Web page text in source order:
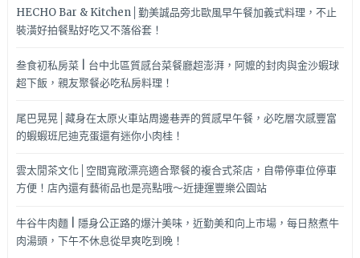
HECHO Bar & Kitchen│勤美誠品旁北歐風早午餐加義式料理，不止
裝潢好拍餐點好吃又不落俗套！
叁食初私房菜 | 台中北區質感台菜餐廳超澎湃，阿嬤的封肉與金沙蝦球
超下飯，親友聚餐必吃私房料理！
尾巴晃晃│藏身在太原火車站周邊巷弄的質感早午餐，必吃層次感豐富
的蝦蝦班尼迪克蛋還有迷你小肉桂！
雲太閒茶文化│空間寬敞漂亮適合聚餐的複合式茶店，自帶停車位停車
方便！店內還有藝術品也是亮點哦～近捷運豐樂公園站
牛谷牛肉麵 | 隱身公正路的爆汁美味，近勤美和向上市場，每日熬煮牛
肉湯頭，下午不休息從早爽吃到晚！